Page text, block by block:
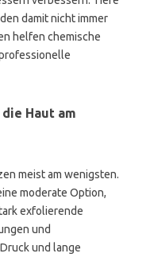
damit nicht immer
helfen chemische
Haut am
meist am wenigsten.
moderate Option,
exfolierende
und
und lange